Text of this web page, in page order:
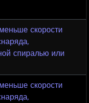
скорости
спиралью или
скорости